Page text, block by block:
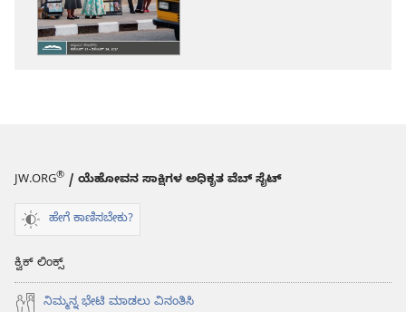
JW.ORG® / ಯೆಹೋವನ ಸಾಕ್ಷಿಗಳ ಅಧಿಕೃತ ವೆಬ್ ಸೈಟ್
ಹೇಗೆ ಕಾಣಿಸಬೇಕು?
ಕ್ವಿಕ್ ಲಿಂಕ್ಸ್
ನಿಮ್ಮನ್ನ ಭೇಟಿ ಮಾಡಲು ವಿನಂತಿಸಿ